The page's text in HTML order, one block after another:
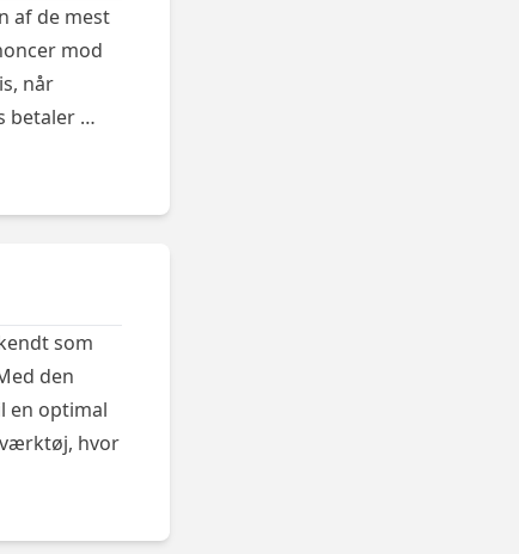
af de mest
mod
når
betaler …
som
den
en optimal
hvor